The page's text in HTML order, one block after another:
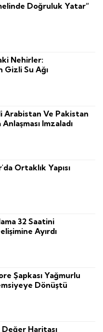
Doğruluk Yatar”
Nehirler:
Su Ağı
Arabistan Ve Pakistan
Imzaladı
Ortaklık Yapısı
32 Saatini
Ayırdı
Şapkası Yağmurlu
Dönüştü
Haritası